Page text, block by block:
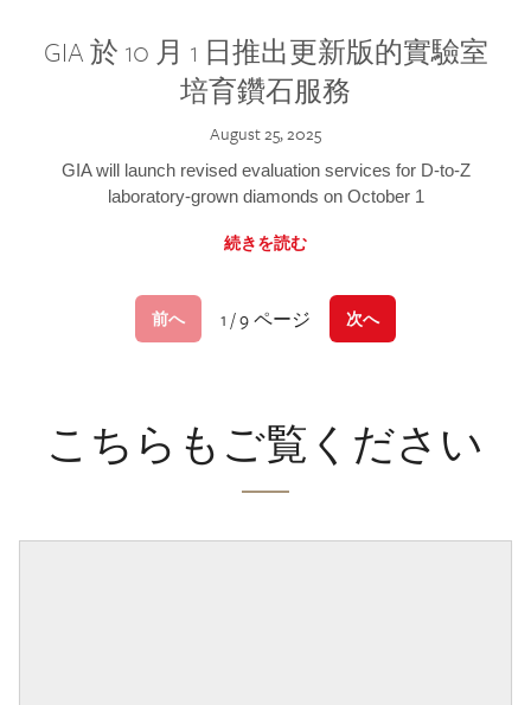
GIA 於 10 月 1 日推出更新版的實驗室
培育鑽石服務
August 25, 2025
GIA will launch revised evaluation services for D-to-Z
laboratory-grown diamonds on October 1
続きを読む
前へ 1 / 9 ページ 次へ
こちらもご覧ください